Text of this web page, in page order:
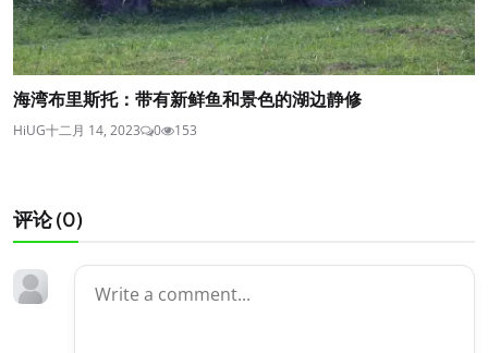
海湾布里斯托：带有新鲜鱼和景色的湖边静修
HiUG十二月 14, 2023 0 153
评论 (0)